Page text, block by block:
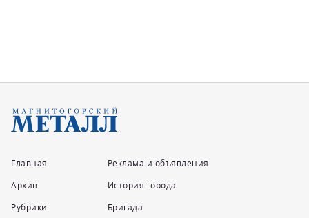
Главная
Архив
Рубрики
Реклама и объявления
История города
Бригада